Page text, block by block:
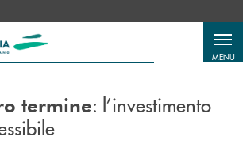
MENU
termine: l’investimento